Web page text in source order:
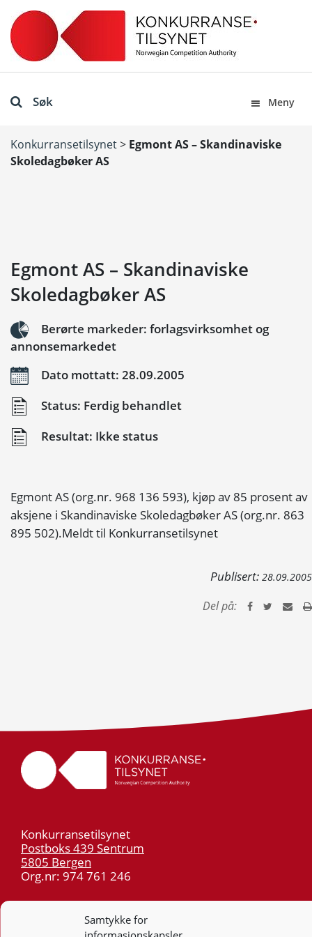
Samtykke for
Søk Meny
Konkurransetilsynet> Egmont AS – Skandinaviske
Skoledagbøker AS
Egmont AS – Skandinaviske
Skoledagbøker AS
Berørte markeder: forlagsvirksomhet og
annonsemarkedet
Dato mottatt: 28.09.2005
Status: Ferdig behandlet
Resultat: Ikke status
Egmont AS (org.nr. 968 136 593), kjøp av 85 prosent av
aksjene i Skandinaviske Skoledagbøker AS (org.nr. 863
895 502).Meldt til Konkurransetilsynet
Publisert: 28.09.2005
Del på:
Konkurransetilsynet
Postboks 439 Sentrum
5805 Bergen
Org.nr: 974 761 246
55 59 75 00
post@kt.no